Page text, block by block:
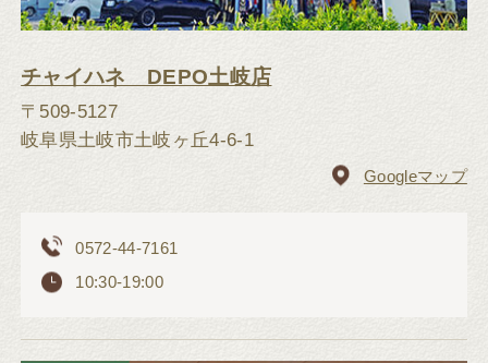
チャイハネ DEPO土岐店
〒509-5127
岐阜県土岐市土岐ヶ丘4-6-1
Googleマップ
0572-44-7161
10:30-19:00